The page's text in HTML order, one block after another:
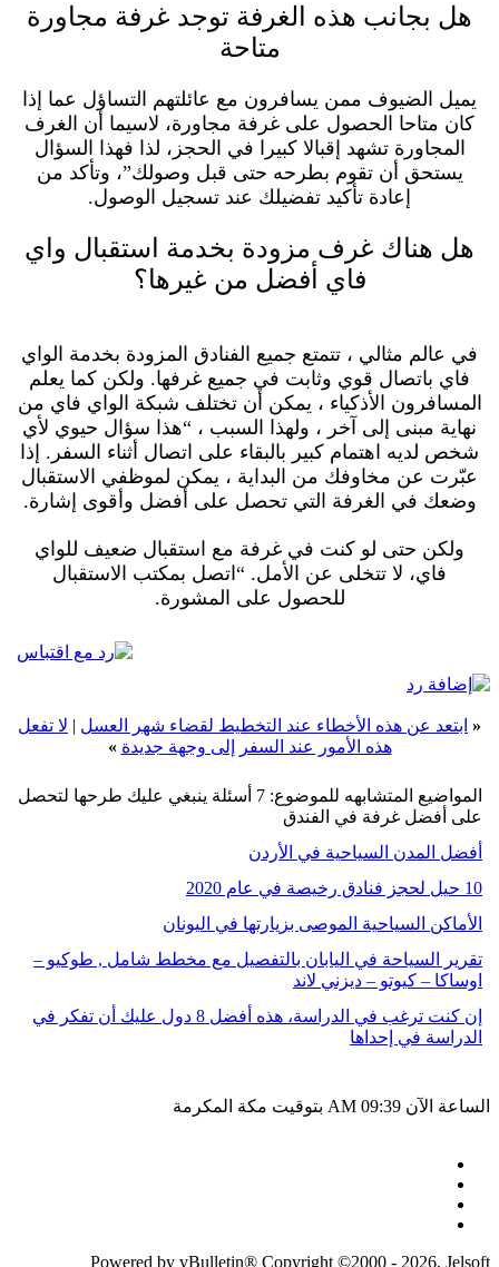
هل بجانب هذه الغرفة توجد غرفة مجاورة
متاحة
يميل الضيوف ممن يسافرون مع عائلتهم التساؤل عما إذا
كان متاحا الحصول على غرفة مجاورة، لاسيما أن الغرف
المجاورة تشهد إقبالا كبيرا في الحجز، لذا فهذا السؤال
يستحق أن تقوم بطرحه حتى قبل وصولك”، وتأكد من
إعادة تأكيد تفضيلك عند تسجيل الوصول.
هل هناك غرف مزودة بخدمة استقبال واي
فاي أفضل من غيرها؟
في عالم مثالي ، تتمتع جميع الفنادق المزودة بخدمة الواي
فاي باتصال قوي وثابت في جميع غرفها. ولكن كما يعلم
المسافرون الأذكياء ، يمكن أن تختلف شبكة الواي فاي من
نهاية مبنى إلى آخر ، ولهذا السبب ، “هذا سؤال حيوي لأي
شخص لديه اهتمام كبير بالبقاء على اتصال أثناء السفر. إذا
عبّرت عن مخاوفك من البداية ، يمكن لموظفي الاستقبال
وضعك في الغرفة التي تحصل على أفضل وأقوى إشارة.
ولكن حتى لو كنت في غرفة مع استقبال ضعيف للواي
فاي، لا تتخلى عن الأمل. “اتصل بمكتب الاستقبال
للحصول على المشورة.
« ابتعد عن هذه الأخطاء عند التخطيط لقضاء شهر العسل | لا تفعل
هذه الأمور عند السفر إلى وجهة جديدة »
المواضيع المتشابهه للموضوع: 7 أسئلة ينبغي عليك طرحها لتحصل
على أفضل غرفة في الفندق
أفضل المدن السياحية في الأردن
10 حيل لحجز فنادق رخيصة في عام 2020
الأماكن السياحية الموصى بزيارتها في اليونان
تقرير السياحة في اليابان بالتفصيل مع مخطط شامل , طوكيو –
اوساكا – كيوتو – ديزني لاند
إن كنت ترغب في الدراسة، هذه أفضل 8 دول عليك أن تفكر في
الدراسة في إحداها
الساعة الآن 09:39 AM بتوقيت مكة المكرمة
Powered by vBulletin® Copyright ©2000 - 2026, Jelsoft